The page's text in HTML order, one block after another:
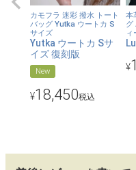
【使い勝手のよいサイズ感】
長財布やポーチ、手帳、エ
るコンパクトなサイズ感で
で、荷物の出し入れをスム
カモフラ 迷彩 撥水 トート
バッグ Yutka ウートカ S
サイズ
Yutka ウートカ Sサ
イズ 復刻版
New
¥18,450税込
本
グ
ィ
¥